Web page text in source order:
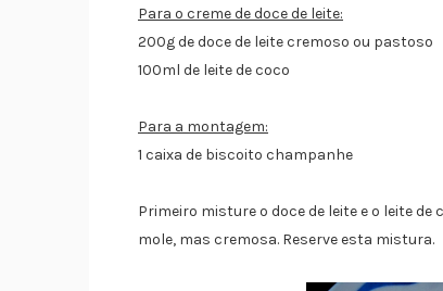
Para o creme de doce de leite:
200g de doce de leite cremoso ou pastoso
100ml de leite de coco
Para a montagem:
1 caixa de biscoito champanhe
Primeiro misture o doce de leite e o leite
mole, mas cremosa. Reserve esta mistura.